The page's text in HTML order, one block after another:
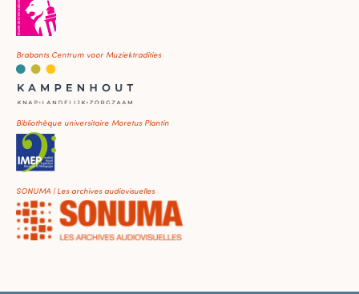
Brabants Centrum voor Muziektradities
Bibliothèque universitaire Moretus Plantin
SONUMA | Les archives audiovisuelles